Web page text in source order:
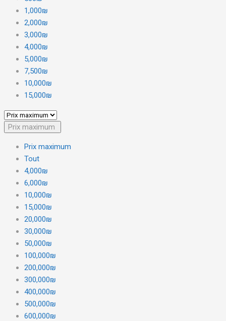
1,000₪
2,000₪
3,000₪
4,000₪
5,000₪
7,500₪
10,000₪
15,000₪
Prix maximum
Prix maximum
Tout
4,000₪
6,000₪
10,000₪
15,000₪
20,000₪
30,000₪
50,000₪
100,000₪
200,000₪
300,000₪
400,000₪
500,000₪
600,000₪